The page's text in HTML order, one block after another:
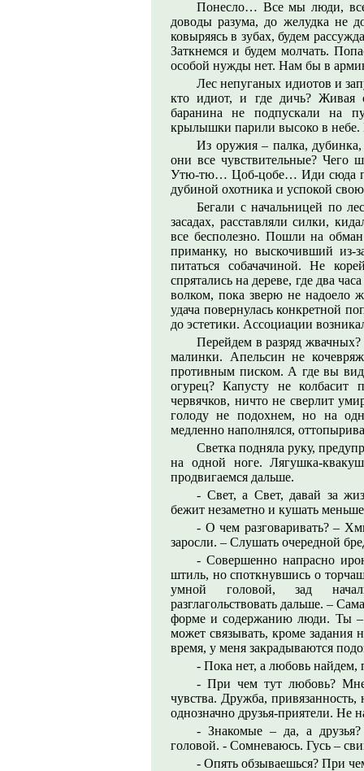
Понесло… Все мы люди,
доводы разума, до желудка не
ковыряясь в зубах, будем
Заткнемся и будем молчать.
особой нужды нет. Нам бы в
Лес непуганых идиотов и
кто идиот, и где дичь? Живая
баранина не подпускали на
крылышки парили высоко в
Из оружия – палка,
они все чувствительные? Чего
Утю-тю… Цоб-цобе… Иди сюда
дубиной охотника и успокой
Бегали с начальницей по
засадах, расставляли силки,
все бесполезно. Пошли на
приманку, но выскочивший из-
питаться собачачиной. Не
спрятались на дереве, где два
волком, пока зверю не надоело
удача повернулась конкретной
до эстетики. Ассоциации
Перейдем в разряд
малинки. Апельсин не
противным писком. А где вы
огурец? Капусту не колбасит
червячков, ничто не сверлит
голоду не подохнем, но на
медленно наполнялся,
Светка подняла руку,
на одной ноге. Лягушка-
продвигаемся дальше.
- Свет, а Свет, давай за
бежит незаметно и кушать меньше
- О чем разговаривать? –
заросли. – Слушать очередной
- Совершенно напрасно
штиль, но споткнувшись о
умной головой, зад
разглагольствовать дальше. –
форме и содержанию люди. Ты
может связывать, кроме
время, у меня закрадываются
- Пока нет, а любовь найдем,
- При чем тут любовь?
чувства. Дружба,
однозначно друзья-приятели. Не
- Знакомые – да, а
головой. - Сомневаюсь. Гусь –
- Опять обзываешься? При